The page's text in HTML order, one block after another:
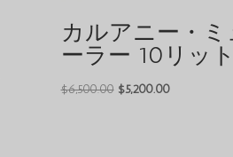
カルアニー・ミ
ーラー 10リッ
$6,500.00 元
$5,200.00現